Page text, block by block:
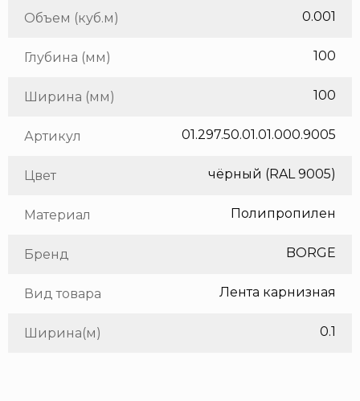
Объем (куб.м) 0.001
Глубина (мм) 100
Ширина (мм) 100
Артикул 01.297.50.01.01.000.9005
Цвет чёрный (RAL 9005)
Материал Полипропилен
Бренд BORGE
Вид товара Лента карнизная
Ширина(м) 0.1